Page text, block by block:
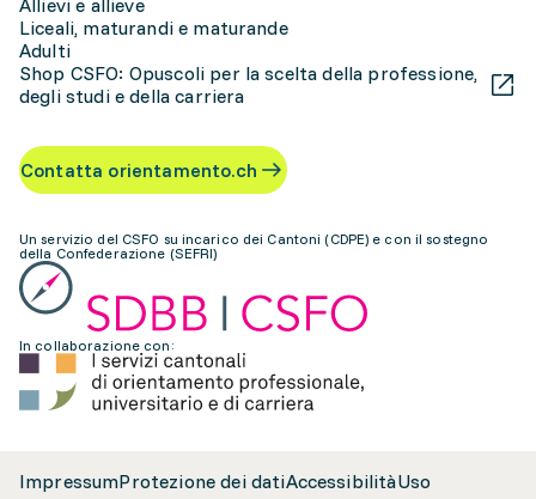
Allievi e allieve
Liceali, maturandi e maturande
Adulti
Shop CSFO: Opuscoli per la scelta della professione,
degli studi e della carriera
Contatta orientamento.ch
Un servizio del CSFO su incarico dei Cantoni (CDPE) e con il sostegno
della Confederazione (SEFRI)
In collaborazione con:
ImpressumProtezione dei datiAccessibilitàUso